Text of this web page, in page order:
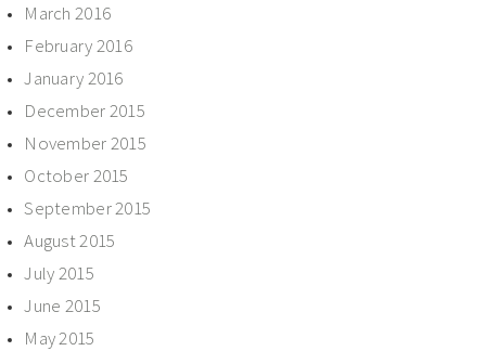
March 2016
February 2016
January 2016
December 2015
November 2015
October 2015
September 2015
August 2015
July 2015
June 2015
May 2015